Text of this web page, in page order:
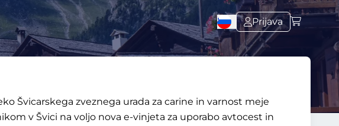
Prijava
Švicarskega zveznega urada za carine in varnost meje
v Švici na voljo nova e-vinjeta za uporabo avtocest in